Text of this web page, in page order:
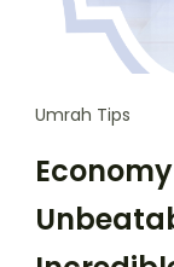
Umrah Tips